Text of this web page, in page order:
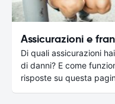
Assicurazioni e
Di quali assicurazioni
di danni? E come
risposte su questa